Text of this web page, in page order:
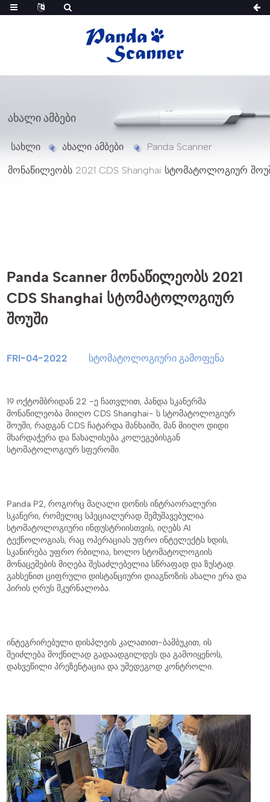
ᲐᲮᲐᲚᲘ ᲐᲛᲑᲔᲑᲘ
სახლი ახალი ამბები Panda Scanner
მონაწილეობს 2021 CDS Shanghai სტომატოლოგიურ
Panda Scanner მონაწილეობს 2021
CDS Shanghai სტომატოლოგიურ
შოუში
FRI-04-2022 სტომატოლოგიური გამოფენა
19 ოქტომბრიდან 22 -ე ჩათვლით, პანდა სკანერმა
მონაწილეობა მიიღო CDS Shanghai- ს სტომატოლოგიურ
შოუში, რადგან CDS ჩატარდა შანხაიში, მან მიიღო დიდი
მხარდაჭერა და წახალისება კოლეგებისგან
სტომატოლოგიურ სფეროში.
Panda P2, როგორც მაღალი დონის ინტრაორალური
სკანერი, რომელიც სპეციალურად შემუშავებულია
სტომატოლოგიური ინდუსტრიისთვის, იღებს AI
ტექნოლოგიას, რაც ოპერაციას უფრო ინტელექტს ხდის,
სკანირება უფრო რბილია, ხოლო სტომატოლოგიის
მონაცემების მიღება შესაძლებელია სწრაფად და ზუსტად.
გახსენით ციფრული დისტანციური დიაგნოზის ახალი ერა და
პირის ღრუს მკურნალობა.
ინტეგრირებული დისპლეის კალათით-ბამბუკით, ის
შეიძლება მოქნილად გადაადგილდეს და გამოიყენოს,
დახვეწილი პრეზენტაცია და უშედეგოდ კონტროლი.